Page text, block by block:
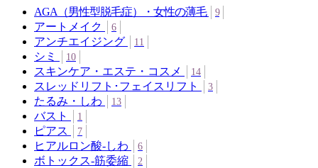
AGA（男性型脱毛症）・女性の薄毛 9
アートメイク 6
アンチエイジング 11
シミ 10
スキンケア・エステ・コスメ 14
スレッドリフト･フェイスリフト 3
たるみ・しわ 13
バスト 1
ピアス 7
ヒアルロン酸-しわ 6
ボトックス‐筋委縮 2